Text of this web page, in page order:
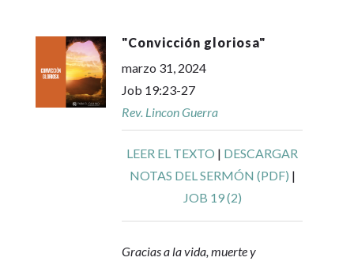
"Convicción gloriosa"
marzo 31, 2024
Job 19:23-27
Rev. Lincon Guerra
LEER EL TEXTO | DESCARGAR
NOTAS DEL SERMÓN (PDF) |
JOB 19 (2)
Gracias a la vida, muerte y